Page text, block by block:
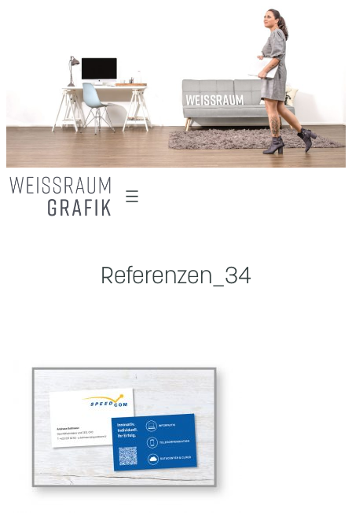
Zum
Inhalt
springen
Referenzen_34